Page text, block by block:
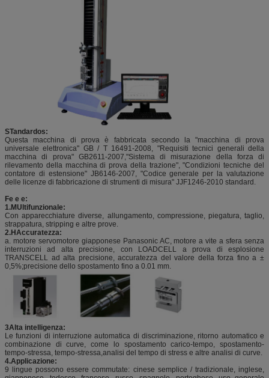
STandardos:
Questa macchina di prova è fabbricata secondo la "macchina di prova
universale elettronica" GB / T 16491-2008, "Requisiti tecnici generali della
macchina di prova" GB2611-2007,"Sistema di misurazione della forza di
rilevamento della macchina di prova della trazione", "Condizioni tecniche del
contatore di estensione" JB6146-2007, "Codice generale per la valutazione
delle licenze di fabbricazione di strumenti di misura" JJF1246-2010 standard.
Fe e e:
1.MUltifunzionale:
Con apparecchiature diverse, allungamento, compressione, piegatura, taglio,
strappatura, stripping e altre prove.
2.H Accuratezza:
a. motore servomotore giapponese Panasonic AC, motore a vite a sfera senza
interruzioni ad alta precisione, con LOADCELL a prova di esplosione
TRANSCELL ad alta precisione, accuratezza del valore della forza fino a ±
0,5%;precisione dello spostamento fino a 0.01 mm.
3Alta intelligenza:
Le funzioni di interruzione automatica di discriminazione, ritorno automatico e
combinazione di curve, come lo spostamento carico-tempo, spostamento-
tempo-stressa, tempo-stressa,analisi del tempo di stress e altre analisi di curve.
4.Applicazione:
9 lingue possono essere commutate: cinese semplice / tradizionale, inglese,